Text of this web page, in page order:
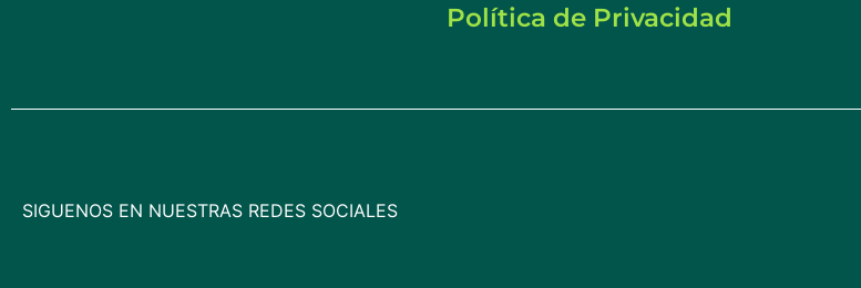
Política de Privacidad
SIGUENOS EN NUESTRAS REDES SOCIALES